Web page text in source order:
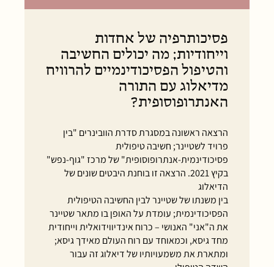
פסיכותרפיה של אחדות
וייחודיות; מה יכולים החשיבה
והטיפול הפסיכודינמיים להרוויח
מדיאלוג עם התורה
האנתרופוסופית?
הרצאה ראשונה במסגרת סדרת הוובינרים "בין
פרויד לשטיינר; חשיבה טיפולית
פסיכודינמית-אנתרופוסופית" של מרכז "גוף-נפש"
בקיץ 2021. הרצאה זו בוחנת היבטים שונים של
הדיאלוג
בין משנתו של שטיינר לבין החשיבה הטיפולית
הפסיכודינמית; עומדת על האופן בו מתאר שטיינר
את ה"אני" האנושי – כרוח אינדיווידואלית וייחודית
מחד גיסא, וכמאוחד עם רוח העולם מאידך גיסא;
ומתארת את משמעויותיו של דיאלוג זה עבור